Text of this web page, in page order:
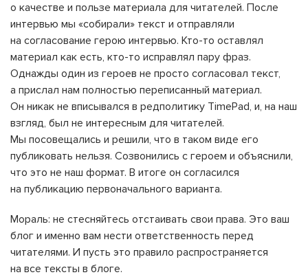
о качестве и пользе материала для читателей. После
интервью мы «собирали» текст и отправляли
на согласование герою интервью. Кто-то оставлял
материал как есть, кто-то исправлял пару фраз.
Однажды один из героев не просто согласовал текст,
а прислал нам полностью переписанный материал.
Он никак не вписывался в редполитику TimePad, и, на наш
взгляд, был не интересным для читателей.
Мы посовещались и решили, что в таком виде его
публиковать нельзя. Созвонились с героем и объяснили,
что это не наш формат. В итоге он согласился
на публикацию первоначального варианта.
Мораль: не стесняйтесь отстаивать свои права. Это ваш
блог и именно вам нести ответственность перед
читателями. И пусть это правило распространяется
на все тексты в блоге.